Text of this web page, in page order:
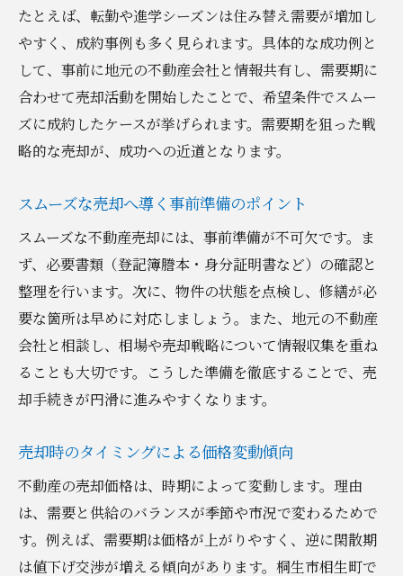
たとえば、転勤や進学シーズンは住み替え需要が増加し
やすく、成約事例も多く見られます。具体的な成功例と
して、事前に地元の不動産会社と情報共有し、需要期に
合わせて売却活動を開始したことで、希望条件でスムー
ズに成約したケースが挙げられます。需要期を狙った戦
略的な売却が、成功への近道となります。
スムーズな売却へ導く事前準備のポイント
スムーズな不動産売却には、事前準備が不可欠です。ま
ず、必要書類（登記簿謄本・身分証明書など）の確認と
整理を行います。次に、物件の状態を点検し、修繕が必
要な箇所は早めに対応しましょう。また、地元の不動産
会社と相談し、相場や売却戦略について情報収集を重ね
ることも大切です。こうした準備を徹底することで、売
却手続きが円滑に進みやすくなります。
売却時のタイミングによる価格変動傾向
不動産の売却価格は、時期によって変動します。理由
は、需要と供給のバランスが季節や市況で変わるためで
す。例えば、需要期は価格が上がりやすく、逆に閑散期
は値下げ交渉が増える傾向があります。桐生市相生町で